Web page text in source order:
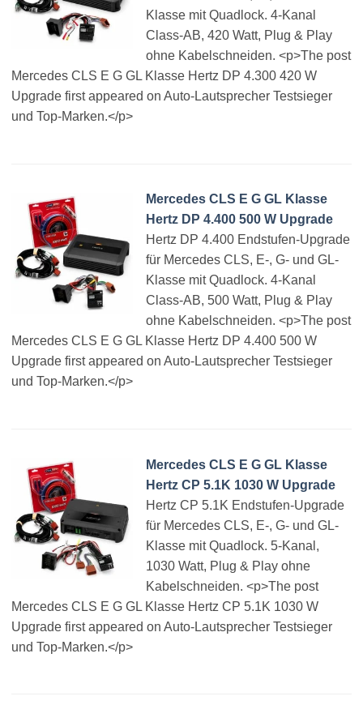
Klasse mit Quadlock. 4-Kanal
Class-AB, 420 Watt, Plug & Play
ohne Kabelschneiden. <p>The post
Mercedes CLS E G GL Klasse Hertz DP 4.300 420 W
Upgrade first appeared on Auto-Lautsprecher Testsieger
und Top-Marken.</p>
Mercedes CLS E G GL Klasse
Hertz DP 4.400 500 W Upgrade
Hertz DP 4.400 Endstufen-Upgrade
für Mercedes CLS, E-, G- und GL-
Klasse mit Quadlock. 4-Kanal
Class-AB, 500 Watt, Plug & Play
ohne Kabelschneiden. <p>The post
Mercedes CLS E G GL Klasse Hertz DP 4.400 500 W
Upgrade first appeared on Auto-Lautsprecher Testsieger
und Top-Marken.</p>
Mercedes CLS E G GL Klasse
Hertz CP 5.1K 1030 W Upgrade
Hertz CP 5.1K Endstufen-Upgrade
für Mercedes CLS, E-, G- und GL-
Klasse mit Quadlock. 5-Kanal,
1030 Watt, Plug & Play ohne
Kabelschneiden. <p>The post
Mercedes CLS E G GL Klasse Hertz CP 5.1K 1030 W
Upgrade first appeared on Auto-Lautsprecher Testsieger
und Top-Marken.</p>